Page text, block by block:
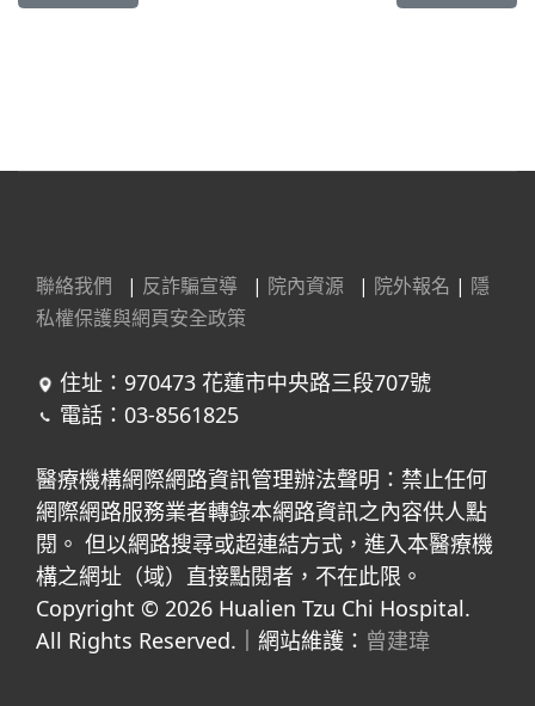
聯絡我們 | 反詐騙宣導 | 院內資源 | 院外報名 | 隱
私權保護與網頁安全政策
住址：970473 花蓮市中央路三段707號
電話：03-8561825
醫療機構網際網路資訊管理辦法聲明：禁止任何
網際網路服務業者轉錄本網路資訊之內容供人點
閱。 但以網路搜尋或超連結方式，進入本醫療機
構之網址（域）直接點閱者，不在此限。
Copyright © 2026 Hualien Tzu Chi Hospital.
All Rights Reserved.｜網站維護： 曾建瑋